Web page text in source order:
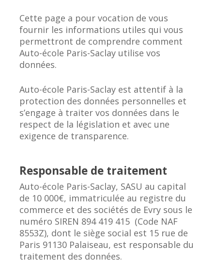
Cette page a pour vocation de vous
fournir les informations utiles qui vous
permettront de comprendre comment
Auto-école Paris-Saclay utilise vos
données.
Auto-école Paris-Saclay est attentif à la
protection des données personnelles et
s’engage à traiter vos données dans le
respect de la législation et avec une
exigence de transparence.
Responsable de traitement
Auto-école Paris-Saclay, SASU au capital
de 10 000€, immatriculée au registre du
commerce et des sociétés de Evry sous le
numéro SIREN 894 419 415 (Code NAF
8553Z), dont le siège social est 15 rue de
Paris 91130 Palaiseau, est responsable du
traitement des données.